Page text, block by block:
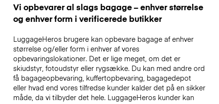
Vi opbevarer al slags bagage – enhver størrelse
og enhver form i verificerede butikker
LuggageHeros brugere kan opbevare bagage af enhver
størrelse og/eller form i enhver af vores
opbevaringslokationer. Det er lige meget, om det er
skiudstyr, fotoudstyr eller rygsække. Du kan med andre ord
få bagageopbevaring, kuffertopbevaring, bagagedepot
eller hvad end vores tilfredse kunder kalder det på en sikker
måde, da vi tilbyder det hele. LuggageHeros kunder kan